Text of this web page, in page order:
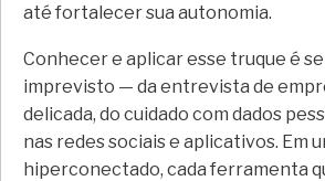
até fortalecer sua autonomia.
Conhecer e aplicar esse truque é
imprevisto — da entrevista de
delicada, do cuidado com dados
nas redes sociais e aplicativos. Em
hiperconectado, cada ferramenta